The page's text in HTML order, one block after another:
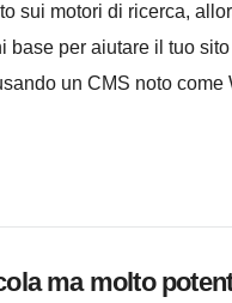
sui motori di ricerca,
base per aiutare il tuo
un CMS noto
ma molto